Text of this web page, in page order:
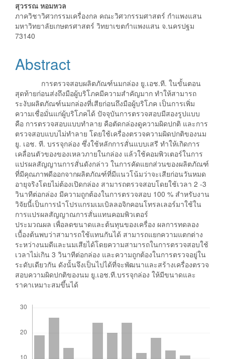
สุวรรณ หอมหวล
ภาควิชาวิศวกรรมเครื่องกล คณะวิศวกรรมศาสตร์ กำแพงแสน
มหาวิทยาลัยเกษตรศาสตร์ วิทยาเขตกำแพงแสน จ.นครปฐม
73140
Abstract
การตรวจสอบผลิตภัณฑ์นมกล่อง ยู.เอช.ที. ในขั้นตอน
สุดท้ายก่อนส่งถึงมือผู้บริโภคมีความสำคัญมาก ทำให้สามารถ
ระงับผลิตภัณฑ์นมกล่องที่เสียก่อนถึงมือผู้บริโภค เป็นการเพิ่ม
ความเชื่อมั่นแก่ผู้บริโภคได้ ปัจจุบันการตรวจสอบมีสองรูปแบบ
คือ การตรวจสอบแบบทำลาย คือตัดกล่องดูความผิดปกติ และการ
ตรวจสอบแบบไม่ทำลาย โดยใช้เครื่องตรวจความผิดปกติของนม
ยู. เอช. ที. บรรจุกล่อง ซึ่งใช้หลักการสั่นแบบเสรี ทำให้เกิดการ
เคลื่อนตัวของของเหลวภายในกล่อง แล้วใช้คอมพิวเตอร์ในการ
แปรผลสัญญานการสั่นดังกล่าว ในการคัดแยกส่วนของผลิตภัณฑ์
ที่มีคุณภาพดีออกจากผลิตภัณฑ์ที่มีแนวโน้มว่าจะเสียก่อนวันหมด
อายุจริงโดยไม่ต้องเปิดกล่อง สามารถตรวจสอบโดยใช้เวลา 2 -3
วินาทีต่อกล่อง มีความถูกต้องในการตรวจสอบ 100 % สำหรับงาน
วิจัยนี้เป็นการนำโปรแกรมเมเบิลลอจิกคอนโทรลเลอร์มาใช้ใน
การแปรผลสัญญาณการสั่นแทนคอมพิวเตอร์
ประมวณผล เพื่อลดขนาดและต้นทุนของเครื่อง ผลการทดลอง
เบื้องต้นพบว่าสามารถใช้แทนกันได้ สามารถแยกความแตกต่าง
ระหว่างนมดีและนมเสียได้โดยความสามารถในการตรวจสอบใช้
เวลาไม่เกิน 3 วินาทีต่อกล่อง และความถูกต้องในการตรวจอยู่ใน
ระดับเดียวกัน ดังนั้นจึงเป็นไปได้ที่จะพัฒนาและสร้างเครื่องตรวจ
สอบความผิดปกติของนม ยู.เอช.ที.บรรจุกล่อง ให้มีขนาดและ
ราคาเหมาะสมขึ้นได้